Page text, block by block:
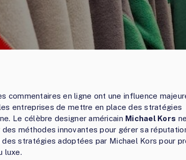
commentaires en ligne ont une influence
entreprises de mettre en place des stratégies
Le célèbre designer américain Michael Kors
méthodes innovantes pour gérer sa
stratégies adoptées par Michael Kors pour
luxe.